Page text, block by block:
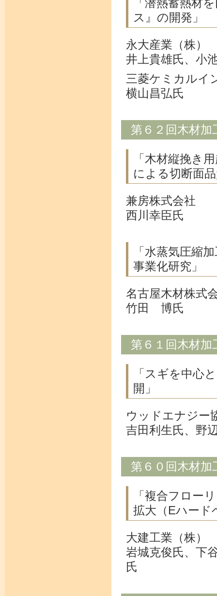
「潜熱蓄熱材
ス』の開発」
永大産業（株）
井上貴雄氏、小
三菱ケミカルイ
横山昌弘氏
第６２回木材加
「木材縦挽き
による切断面
兼房株式会社
西川幸臣氏
「水蒸気圧縮
事業化研究」
名古屋木材株式
竹田 博氏
第６１回木材加
「スギを中心
開」
ウッドエナジー
吉田利生氏、野
第６０回木材加
「複合フロー
拡大（Eハード
大建工業（株）
岩城克俊氏、下
氏